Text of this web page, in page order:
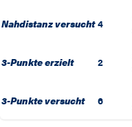
Nahdistanz versucht 4
3-Punkte erzielt 2
3-Punkte versucht 6